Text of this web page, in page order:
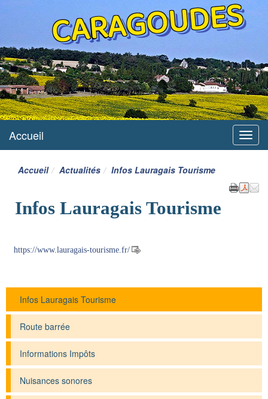
CARAGOUDES
Menu
Accueil
Accueil Actualités Infos Lauragais Tourisme
Infos Lauragais Tourisme
https://www.lauragais-tourisme.fr/
Infos Lauragais Tourisme
Route barrée
Informations Impôts
Nuisances sonores